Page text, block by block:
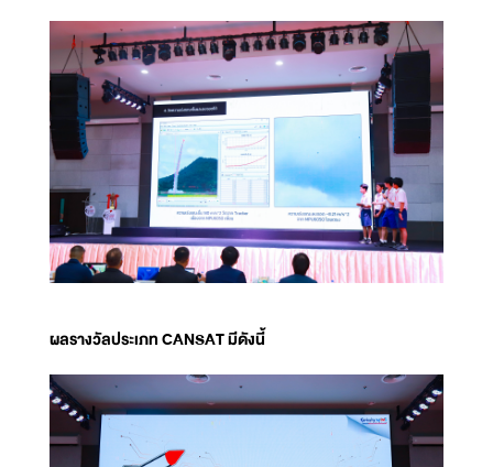
ผลรางวัลประเภท CANSAT มีดังนี้